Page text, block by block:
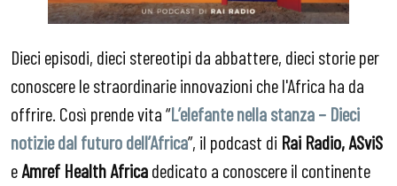
Dieci episodi, dieci stereotipi da abbattere, dieci storie per
conoscere le straordinarie innovazioni che l'Africa ha da
offrire. Così prende vita “L’elefante nella stanza – Dieci
notizie dal futuro dell’Africa”, il podcast di Rai Radio, ASviS
eAmref Health Africadedicato a conoscere il continente